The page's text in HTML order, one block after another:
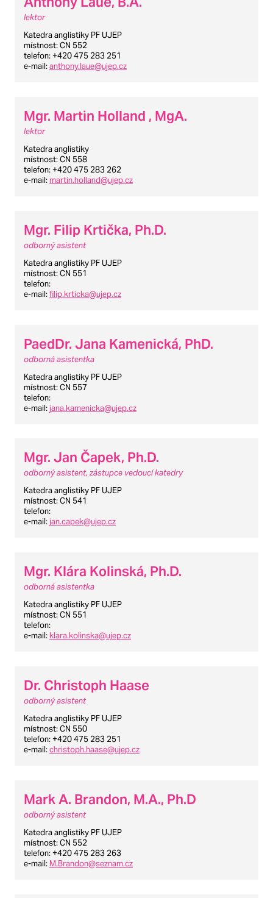
lektor
Katedra anglistiky PF UJEP
místnost: CN 552
telefon: +420 475 283 251
e-mail:anthony.laue@ujep.cz
Mgr. Martin Holland , MgA.
lektor
Katedra anglistiky
místnost: CN 558
telefon: +420 475 283 262
e-mail:martin.holland@ujep.cz
Mgr. Filip Krtička, Ph.D.
odborný asistent
Katedra anglistiky PF UJEP
místnost: CN 551
telefon:
e-mail:filip.krticka@ujep.cz
PaedDr. Jana Kamenická, PhD.
odborná asistentka
Katedra anglistiky PF UJEP
místnost: CN 557
telefon:
e-mail: jana.kamenicka@ujep.cz
Mgr. Jan Čapek, Ph.D.
odborný asistent, zástupce vedoucí katedry
Katedra anglistiky PF UJEP
místnost: CN 541
telefon:
e-mail: jan.capek@ujep.cz
Mgr. Klára Kolinská, Ph.D.
odborná asistentka
Katedra anglistiky PF UJEP
místnost: CN 551
telefon:
e-mail: klara.kolinska@ujep.cz
Dr. Christoph Haase
odborný asistent
Katedra anglistiky PF UJEP
místnost: CN 550
telefon: +420 475 283 251
e-mail:christoph.haase@ujep.cz
Mark A. Brandon, M.A., Ph.D
odborný asistent
Katedra anglistiky PF UJEP
místnost: CN 552
telefon: +420 475 283 263
e-mail: M.Brandon@seznam.cz